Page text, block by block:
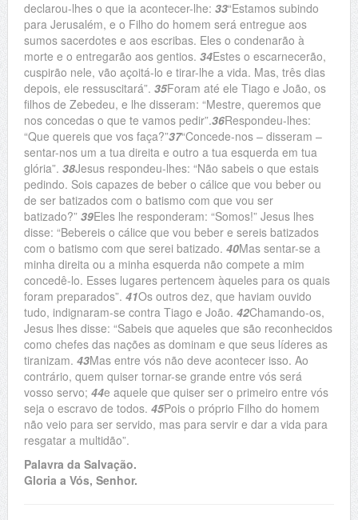
declarou-lhes o que ia acontecer-lhe: 33“Estamos subindo
para Jerusalém, e o Filho do homem será entregue aos
sumos sacerdotes e aos escribas. Eles o condenarão à
morte e o entregarão aos gentios. 34Estes o escarnecerão,
cuspirão nele, vão açoitá-lo e tirar-lhe a vida. Mas, três dias
depois, ele ressuscitará”. 35Foram até ele Tiago e João, os
filhos de Zebedeu, e lhe disseram: “Mestre, queremos que
nos concedas o que te vamos pedir”.36Respondeu-lhes:
“Que quereis que vos faça?”37“Concede-nos – disseram –
sentar-nos um a tua direita e outro a tua esquerda em tua
glória”. 38Jesus respondeu-lhes: “Não sabeis o que estais
pedindo. Sois capazes de beber o cálice que vou beber ou
de ser batizados com o batismo com que vou ser
batizado?” 39Eles lhe responderam: “Somos!” Jesus lhes
disse: “Bebereis o cálice que vou beber e sereis batizados
com o batismo com que serei batizado. 40Mas sentar-se a
minha direita ou a minha esquerda não compete a mim
concedê-lo. Esses lugares pertencem àqueles para os quais
foram preparados”. 41Os outros dez, que haviam ouvido
tudo, indignaram-se contra Tiago e João. 42Chamando-os,
Jesus lhes disse: “Sabeis que aqueles que são reconhecidos
como chefes das nações as dominam e que seus líderes as
tiranizam. 43Mas entre vós não deve acontecer isso. Ao
contrário, quem quiser tornar-se grande entre vós será
vosso servo; 44e aquele que quiser ser o primeiro entre vós
seja o escravo de todos. 45Pois o próprio Filho do homem
não veio para ser servido, mas para servir e dar a vida para
resgatar a multidão”.
Palavra da Salvação.
Gloria a Vós, Senhor.